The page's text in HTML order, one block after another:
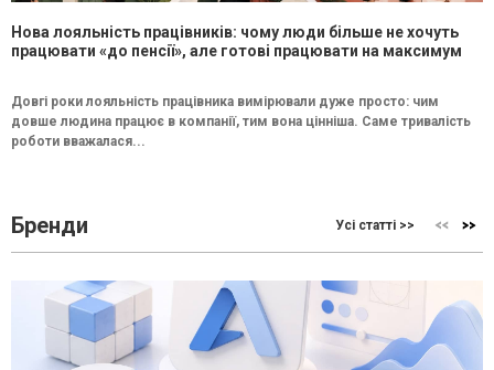
Нова лояльність працівників: чому люди більше не хочуть
працювати «до пенсії», але готові працювати на максимум
Довгі роки лояльність працівника вимірювали дуже просто: чим
довше людина працює в компанії, тим вона цінніша. Саме тривалість
роботи вважалася...
Бренди Усі статті >>